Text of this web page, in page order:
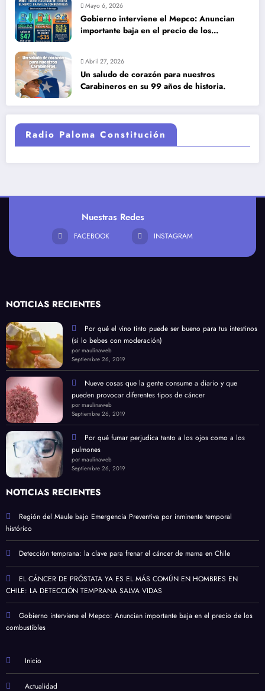
Mayo 6, 2026
Gobierno interviene el Mepco: Anuncian
importante baja en el precio de los
Abril 27, 2026
Un saludo de corazón para nuestros
Carabineros en su 99 años de historia.
Radio Paloma Constitución
Nuestras Redes
FACEBOOK INSTAGRAM
NOTICIAS RECIENTES
Por qué el vino tinto puede ser bueno para tus intestinos
(si lo bebes con moderación)
por maulinaweb
Septiembre 26, 2019
Nueve cosas que la gente consume a diario y que
pueden provocar diferentes tipos de cáncer
por maulinaweb
Septiembre 26, 2019
Por qué fumar perjudica tanto a los ojos como a los
pulmones
por maulinaweb
Septiembre 26, 2019
NOTICIAS RECIENTES
Región del Maule bajo Emergencia Preventiva por inminente temporal
histórico
Detección temprana: la clave para frenar el cáncer de mama en Chile
EL CÁNCER DE PRÓSTATA YA ES EL MÁS COMÚN EN HOMBRES EN
CHILE: LA DETECCIÓN TEMPRANA SALVA VIDAS
Gobierno interviene el Mepco: Anuncian importante baja en el precio de los
combustibles
Inicio
Actualidad